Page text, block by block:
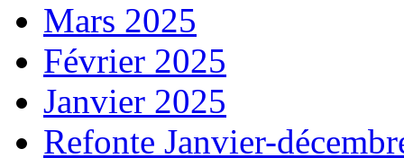
Mars 2025
Février 2025
Janvier 2025
Refonte Janvier-